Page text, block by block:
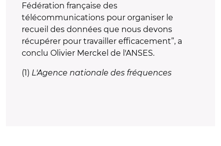
Fédération française des
télécommunications pour organiser le
recueil des données que nous devons
récupérer pour travailler efficacement”, a
conclu Olivier Merckel de l'ANSES.
(1) L'Agence nationale des fréquences